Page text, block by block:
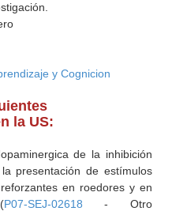
y Cognicion
la US:
de la inhibición
presentación de estímulos
en roedores y en
P07-SEJ-02618 - Otro